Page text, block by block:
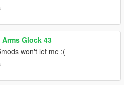
Glock 43
won't let me :(